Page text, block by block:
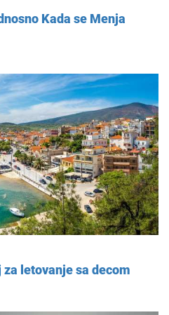
Kada se Menja
letovanje sa decom